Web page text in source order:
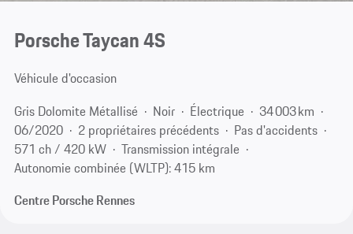
Porsche Taycan 4S
Véhicule d'occasion
Gris Dolomite Métallisé
Noir Électrique
34 003 km
06/2020
2 propriétaires précédents
Pas d'accidents
571 ch / 420 kW
Transmission intégrale
Autonomie combinée (WLTP): 415 km
Centre Porsche Rennes